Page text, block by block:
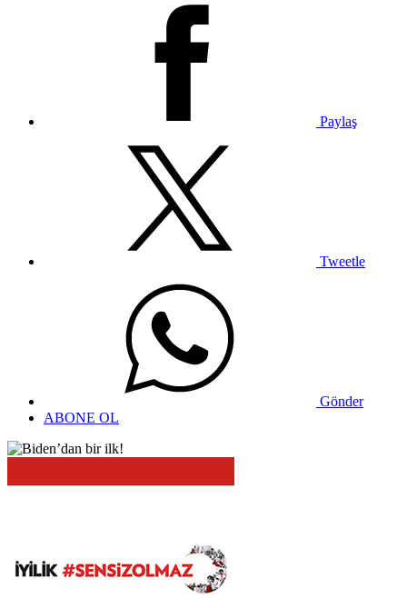
Paylaş
Tweetle
Gönder
ABONE OL